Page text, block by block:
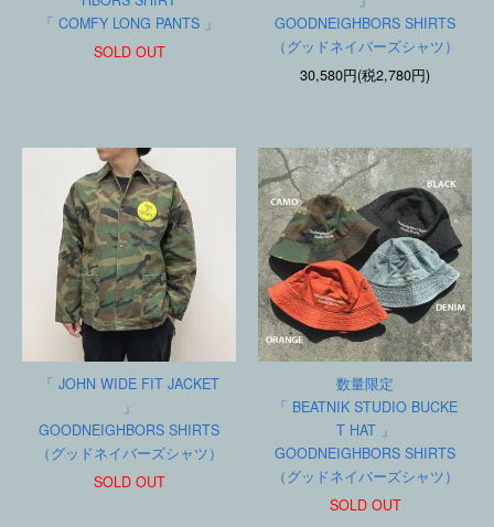
「 COMFY LONG PANTS 」
SOLD OUT
GOODNEIGHBORS SHIRTS
（グッドネイバーズシャツ）
30,580円(税2,780円)
「 JOHN WIDE FIT JACKET
」
GOODNEIGHBORS SHIRTS
（グッドネイバーズシャツ）
SOLD OUT
数量限定
「 BEATNIK STUDIO BUCKE
T HAT 」
GOODNEIGHBORS SHIRTS
（グッドネイバーズシャツ）
SOLD OUT